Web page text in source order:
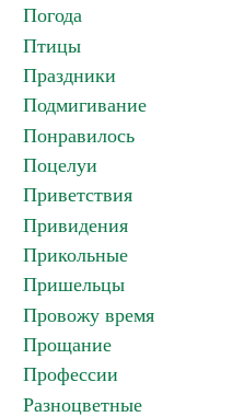
Погода
Птицы
Праздники
Подмигивание
Понравилось
Поцелуи
Приветствия
Привидения
Прикольные
Пришельцы
Провожу время
Прощание
Профессии
Разноцветные